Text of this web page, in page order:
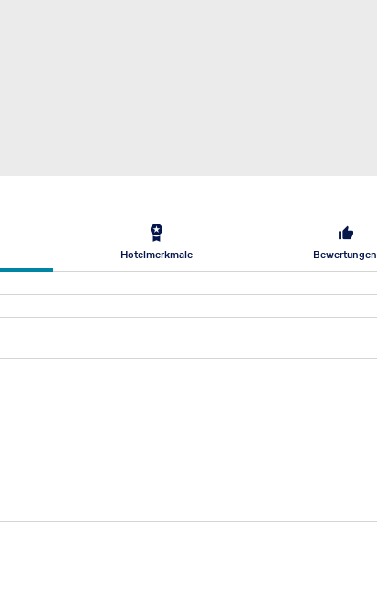
Hotelmerkmale Bewertungen